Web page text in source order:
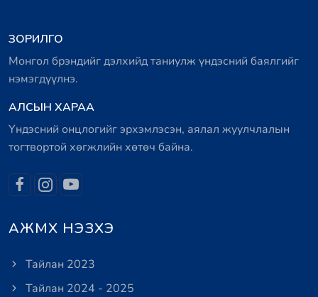
ЗОРИЛГО
Монгол брэндийг дэлхийд таниулж үндэсний баялгийг
нэмэгдүүлнэ.
АЛСЫН ХАРАА
Үндэсний онцлогийг эрхэмлэсэн, аялал жуулчлалын
тогтвортой хөгжлийн хөтөч байна.
АЖМХ НЭЗХЭ
Тайлан 2023
Тайлан 2024 - 2025